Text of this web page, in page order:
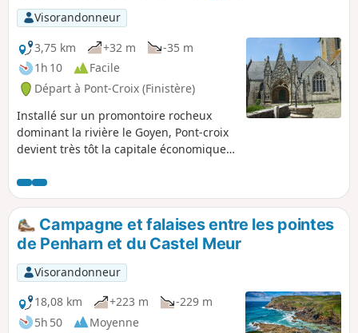
Visorandonneur
3,75 km
+32 m
-35 m
1h 10
Facile
Départ à Pont-Croix (Finistère)
Installé sur un promontoire rocheux
dominant la rivière le Goyen, Pont-croix
devient très tôt la capitale économique
son essor aux XIe et XIIe siècles, elle a
gardé un charme particulier. Visiter la
collégiale Notre-Dame de Roscudon
dont la flèche domine le bourg de ses 63
m, déambuler dans ses rues et ruelles,
particulièrement les célèbres Petite et
Grande Rue Chère sans oublier la Grand
Place du Marché, témoin de
l'importance de ses foires.
Campagne et falaises entre les pointes
de Penharn et du Castel Meur
Visorandonneur
18,08 km
+223 m
-229 m
5h 50
Moyenne